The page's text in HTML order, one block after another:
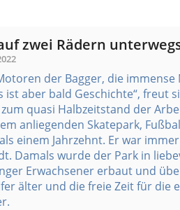
zwei Rädern
der Bagger, die
ist aber bald Geschichte“,
quasi Halbzeitstand der
anliegenden Skatepark,
einem Jahrzehnt. Er war
Damals wurde der Park in
Erwachsener erbaut und
älter und die freie Zeit für die